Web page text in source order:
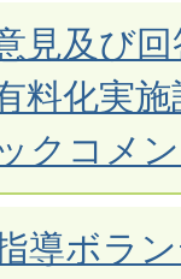
見及び
料化実
クコメ
導ボラ